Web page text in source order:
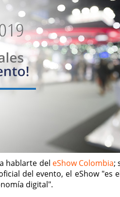
hablarte del eShow Colombia;
del evento, el eShow
digital".